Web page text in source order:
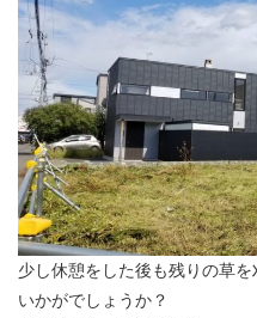
少し休憩をした後も残りの草を
いかがでしょうか？